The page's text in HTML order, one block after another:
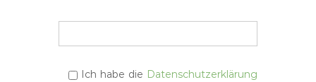
Ich habe die Datenschutzerklärung